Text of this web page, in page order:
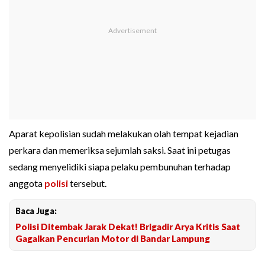
Aparat kepolisian sudah melakukan olah tempat kejadian
perkara dan memeriksa sejumlah saksi. Saat ini petugas
sedang menyelidiki siapa pelaku pembunuhan terhadap
anggota polisitersebut.
Baca Juga:
Polisi Ditembak Jarak Dekat! Brigadir Arya Kritis Saat
Gagalkan Pencurian Motor di Bandar Lampung